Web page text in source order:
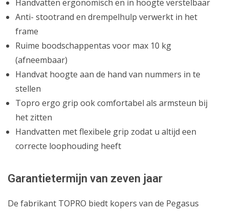
Handvatten ergonomisch en in hoogte verstelbaar
Anti- stootrand en drempelhulp verwerkt in het
frame
Ruime boodschappentas voor max 10 kg
(afneembaar)
Handvat hoogte aan de hand van nummers in te
stellen
Topro ergo grip ook comfortabel als armsteun bij
het zitten
Handvatten met flexibele grip zodat u altijd een
correcte loophouding heeft
Garantietermijn van zeven jaar
De fabrikant TOPRO biedt kopers van de Pegasus